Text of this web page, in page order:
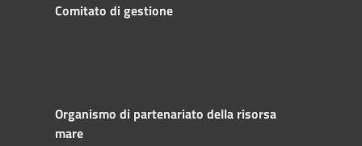
Comitato di gestione
Organismo di partenariato della risorsa
mare